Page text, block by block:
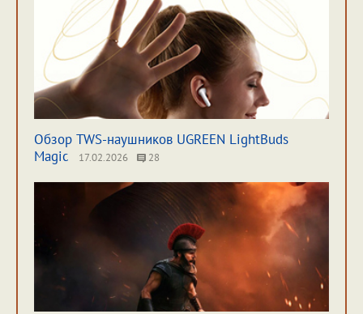
Обзор TWS-наушников UGREEN LightBuds
Magic
17.02.2026 28